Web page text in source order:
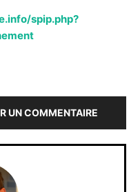
spip.php?
UN COMMENTAIRE